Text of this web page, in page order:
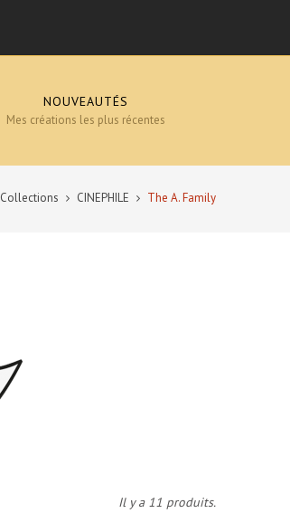
NOUVEAUTÉS
Mes créations les plus récentes
Collections CINEPHILE The A. Family
Il y a 11 produits.